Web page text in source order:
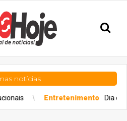
notícias
Entretenimento Dia dos Pais